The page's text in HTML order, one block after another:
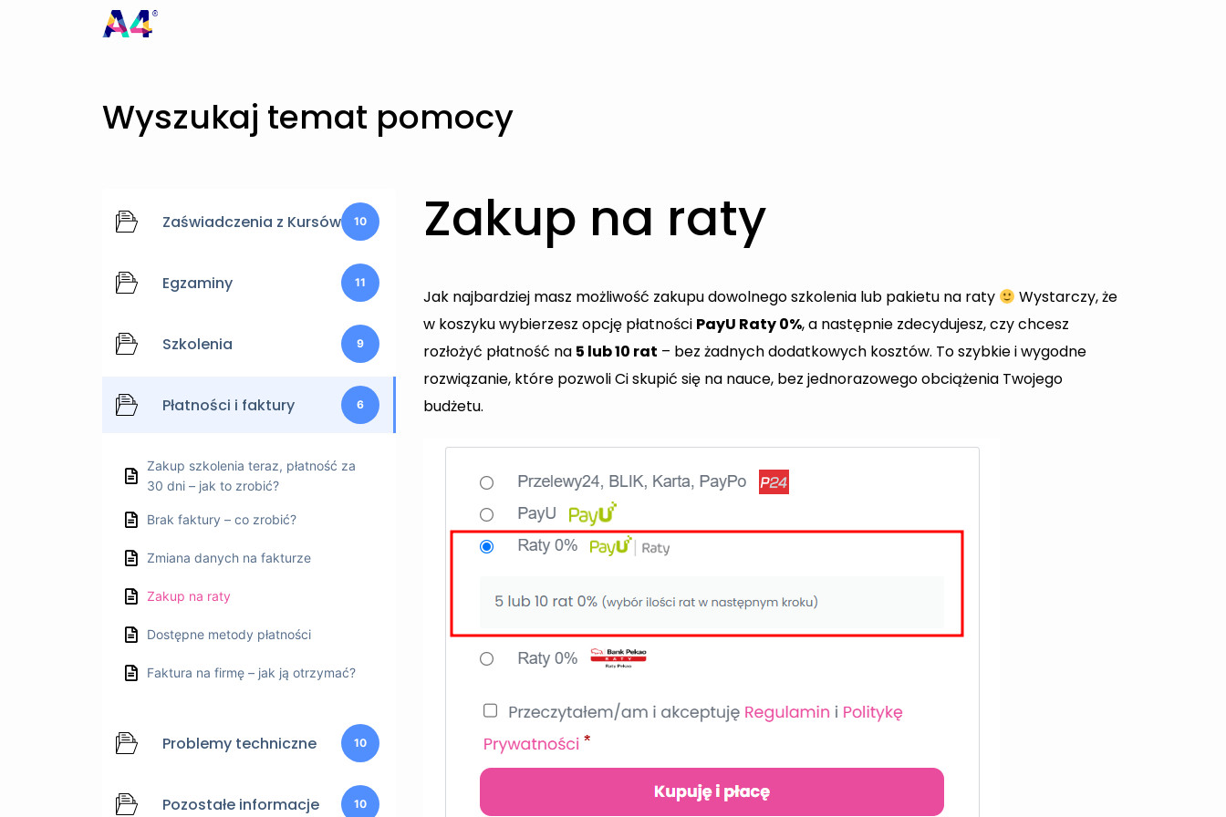
Wyszukaj temat pomocy
Zaświadczenia z Kursów 10
Egzaminy 11
Szkolenia 9
Płatności i faktury 6
Zakup szkolenia teraz, płatność za
30 dni – jak to zrobić?
Brak faktury – co zrobić?
Zmiana danych na fakturze
Zakup na raty
Dostępne metody płatności
Faktura na firmę – jak ją otrzymać?
Problemy techniczne 10
Pozostałe informacje 10
Zakup na raty
Jak najbardziej masz możliwość zakupu dowolnego szkolenia lub pakietu na raty
Wystarczy, że
w koszyku wybierzesz opcję płatności PayU Raty 0%, a następnie zdecydujesz, czy chcesz
rozłożyć płatność na 5 lub 10 rat – bez żadnych dodatkowych kosztów. To szybkie i wygodne
rozwiązanie, które pozwoli Ci skupić się na nauce, bez jednorazowego obciążenia Twojego
budżetu.